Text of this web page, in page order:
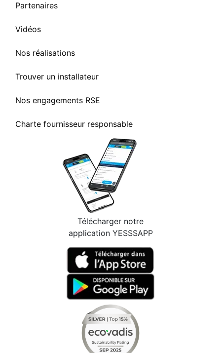
Partenaires
Vidéos
Nos réalisations
Trouver un installateur
Nos engagements RSE
Charte fournisseur responsable
Télécharger notre
application YESSSAPP